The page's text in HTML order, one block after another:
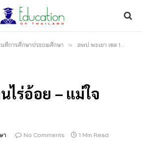
ที่การศึกษาประถมศึกษา » สพป.พะเยา เขต 1
ไร่อ้อย – แม่ใจ
า No Comments 1 Min Read